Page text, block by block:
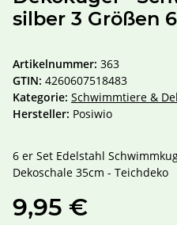
silber 3 Größen
Artikelnummer: 363
GTIN: 4260607518483
Kategorie: Schwimmtiere &
Hersteller: Posiwio
6 er Set Edelstahl
Dekoschale 35cm - Teichdeko
9,95 €